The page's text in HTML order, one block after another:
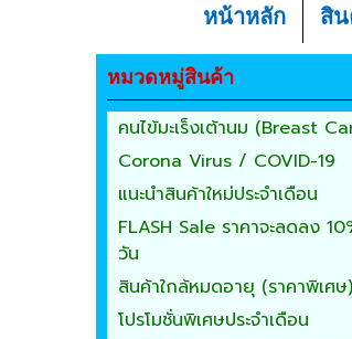
หน้าหลัก สิ
หมวดหมู่สินค้า
คนไข้มะเร็งเต้านม (Breast
Corona Virus / COVID-19
แนะนำสินค้าใหม่ประจำเดือน
FLASH Sale ราคาจะลดลง
วัน
สินค้าใกล้หมดอายุ (ราคาพิเศษ)
โปรโมชั่นพิเศษประจำเดือน